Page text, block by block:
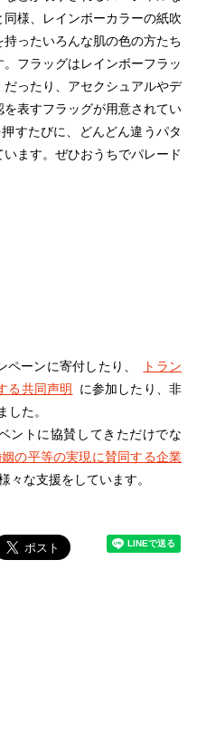
様、レインボーカラーの紙吹
ったいろんな肌の色の方たち
フラッグはレインボーフラッ
だったり、アセクシュアルやデ
表すフラッグが用意されてい
すたびに、どんどん違うパタ
ます。ぜひおうちでパレード
ーンに寄付したり、
トラン
る共同声明
に参加したり、非
した。
ントに協賛してきただけでな
の平等の実現に賛同する企業
々な支援をしています。